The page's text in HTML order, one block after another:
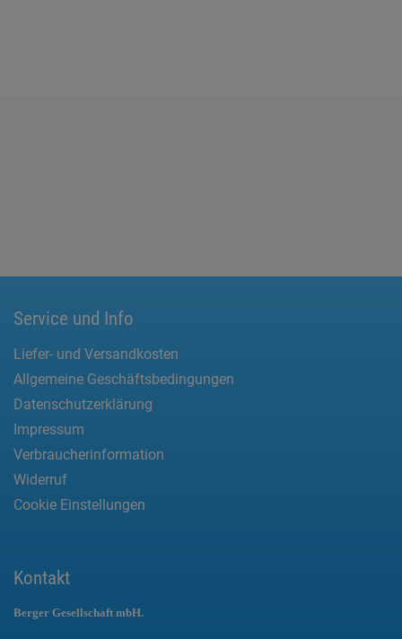
Service und Info
Liefer- und Versandkosten
Allgemeine Geschäftsbedingungen
Datenschutzerklärung
Impressum
Verbraucherinformation
Widerruf
Cookie Einstellungen
Kontakt
Berger Gesellschaft mbH.